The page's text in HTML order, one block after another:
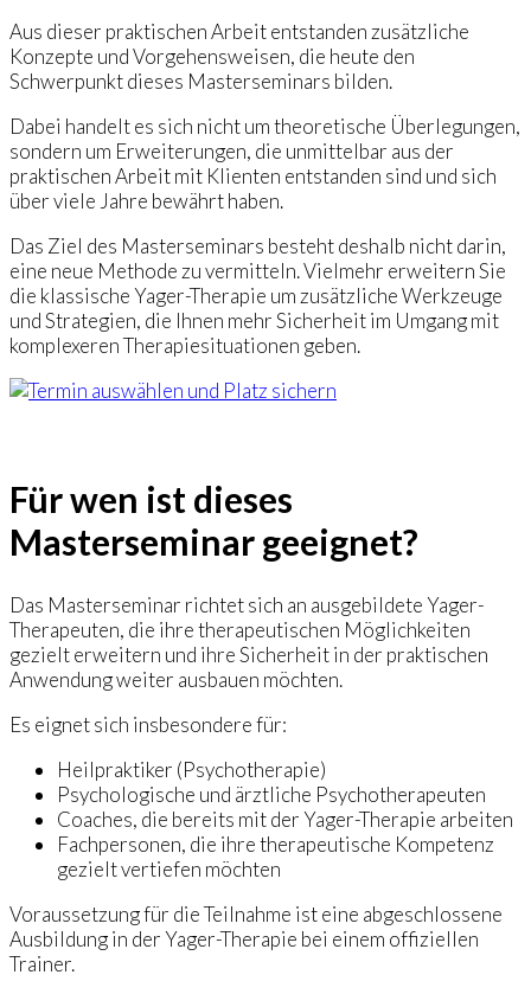
Aus dieser praktischen Arbeit entstanden zusätzliche
Konzepte und Vorgehensweisen, die heute den
Schwerpunkt dieses Masterseminars bilden.
Dabei handelt es sich nicht um theoretische Überlegungen,
sondern um Erweiterungen, die unmittelbar aus der
praktischen Arbeit mit Klienten entstanden sind und sich
über viele Jahre bewährt haben.
Das Ziel des Masterseminars besteht deshalb nicht darin,
eine neue Methode zu vermitteln. Vielmehr erweitern Sie
die klassische Yager-Therapie um zusätzliche Werkzeuge
und Strategien, die Ihnen mehr Sicherheit im Umgang mit
komplexeren Therapiesituationen geben.
Für wen ist dieses
Masterseminar geeignet?
Das Masterseminar richtet sich an ausgebildete Yager-
Therapeuten, die ihre therapeutischen Möglichkeiten
gezielt erweitern und ihre Sicherheit in der praktischen
Anwendung weiter ausbauen möchten.
Es eignet sich insbesondere für:
Heilpraktiker (Psychotherapie)
Psychologische und ärztliche Psychotherapeuten
Coaches, die bereits mit der Yager-Therapie arbeiten
Fachpersonen, die ihre therapeutische Kompetenz
gezielt vertiefen möchten
Voraussetzung für die Teilnahme ist eine abgeschlossene
Ausbildung in der Yager-Therapie bei einem offiziellen
Trainer.